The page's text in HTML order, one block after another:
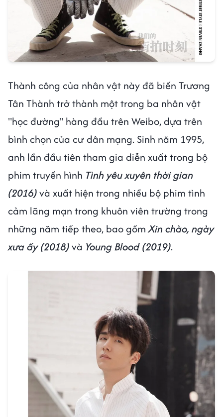
Thành công của nhân vật này đã biến Trương
Tân Thành trở thành một trong ba nhân vật
"học đường" hàng đầu trên Weibo, dựa trên
bình chọn của cư dân mạng. Sinh năm 1995,
anh lần đầu tiên tham gia diễn xuất trong bộ
phim truyền hình Tình yêu xuyên thời gian
(2016)và xuất hiện trong nhiều bộ phim tình
cảm lãng mạn trong khuôn viên trường trong
những năm tiếp theo, bao gồmXin chào, ngày
xưa ấy (2018)và Young Blood (2019).